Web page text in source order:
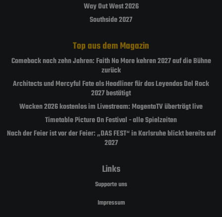
Way Out West 2026
Southside 2027
Top aus dem Magazin
Comeback nach zehn Jahren: Faith No More kehren 2027 auf die Bühne
zurück
Architects und Mercyful Fate als Headliner für das Leyendas Del Rock
2027 bestätigt
Wacken 2026 kostenlos im Livestream: MagentaTV überträgt live
Timetable Picture On Festival - alle Spielzeiten
Nach der Feier ist vor der Feier: „DAS FEST“ in Karlsruhe blickt bereits auf
2027
Links
Supporte uns
Impressum